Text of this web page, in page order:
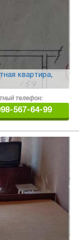
квартира,
телефон:
567-64-99